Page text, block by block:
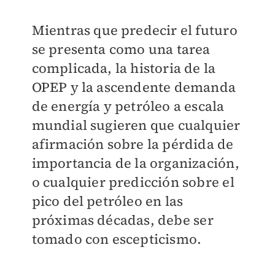
Mientras que predecir el futuro
se presenta como una tarea
complicada, la historia de la
OPEP y la ascendente demanda
de energía y petróleo a escala
mundial sugieren que cualquier
afirmación sobre la pérdida de
importancia de la organización,
o cualquier predicción sobre el
pico del petróleo en las
próximas décadas, debe ser
tomado con escepticismo.